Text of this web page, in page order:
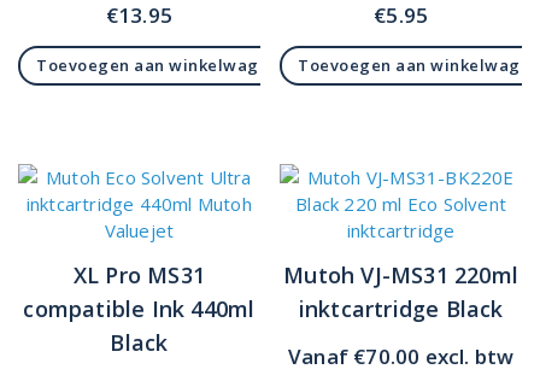
€13.95
Toevoegen aan winkelwagen
€5.95
Toevoegen aan winkelwagen
XL Pro MS31
compatible Ink 440ml
Black
Mutoh VJ-MS31 220ml
inktcartridge Black
Vanaf €70.00 excl. btw